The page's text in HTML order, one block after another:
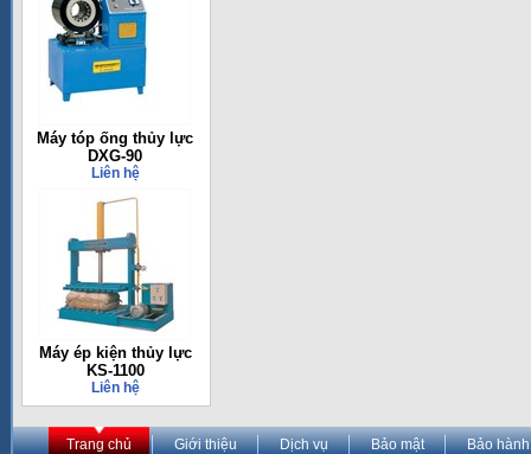
Máy tóp ống thủy lực
DXG-90
Liên hệ
Máy ép kiện thủy lực
KS-1100
Liên hệ
Trang chủ Giới thiệu Dịch vụ Bảo mật Bảo hành